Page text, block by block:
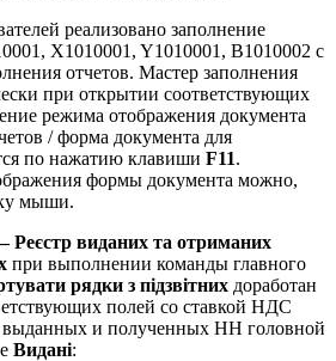
реализовано заполнение
X1010001, Y1010001, B1010002 с
отчетов. Мастер заполнения
при открытии соответствующих
режима отображения документа
/ форма документа для
по нажатию клавиши F11.
формы документа можно,
мыши.
виданих та отриманих
при выполнении команды главного
рядки з підзвітних доработан
полей со ставкой НДС
выданных и полученных НН головной
Видані: